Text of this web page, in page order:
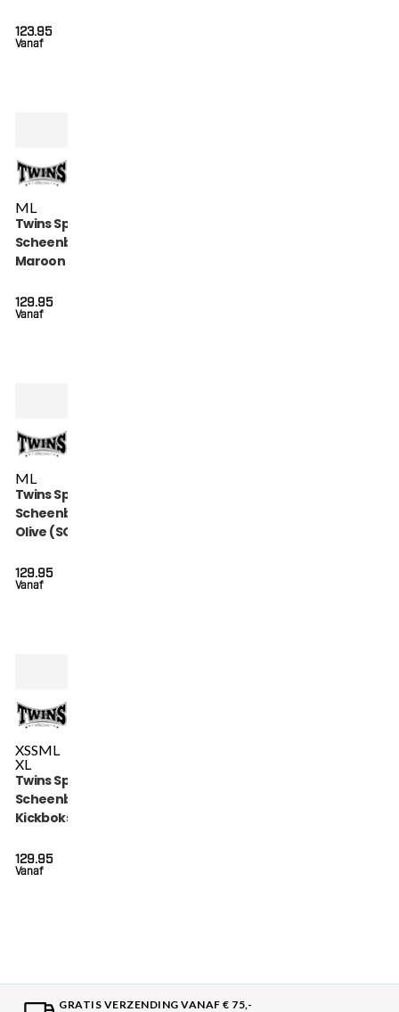
Vanaf
123.95
ML
Twins Special
Scheenbeschermers
Maroon (SGL 7
Vanaf
129.95
ML
Twins Special
Scheenbeschermers
Olive (SGL 7 OLIVE)
Vanaf
129.95
XSSML
XL
Twins Special
Scheenbeschermers
Kickboksen (SGL 7
Vanaf
129.95
GRATIS VERZENDING VANAF € 75,-